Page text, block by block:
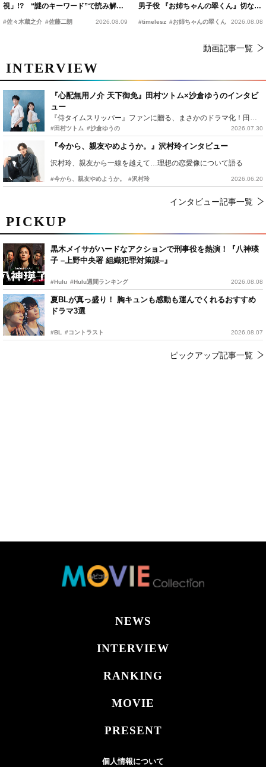
PICKUP
黒木メイサがハードなアクションで刑事役を熱演！『八神瑛
子 –上野中央署 組織犯罪対策課–』
#Hulu #Hulu週間ランキング 2026.08.08
夏BLが真っ盛り！ 胸キュンも感動も運んでくれるおすすめ
ドラマ3選
#BL #コントラスト 2026.08.07
ピックアップ記事一覧
視」!? “謎のキーワード”で読み解く
『踊る大捜査線 N.E.W.』新メンバー
#佐々木蔵之介 #佐藤二朗 2026.08.09
男子役 『お姉ちゃんの翠くん』切ない
恋の幕開けを予感
#timelesz #お姉ちゃんの翠くん 2026.08.08
動画記事一覧
INTERVIEW
『心配無用ノ介 天下御免』田村ツトム×沙倉ゆうのインタビ
ュー
『侍タイムスリッパー』ファンに贈る、まさかのドラマ化！田村ツトム×沙倉ゆうのが語る『心配無用ノ介』撮影秘話
#田村ツトム #沙倉ゆうの 2026.07.30
『今から、親友やめようか。』沢村玲インタビュー
沢村玲、親友から一線を越えて…理想の恋愛像について語る
#今から、親友やめようか。 #沢村玲 2026.06.20
インタビュー記事一覧
NEWS
INTERVIEW
RANKING
MOVIE
PRESENT
個人情報について